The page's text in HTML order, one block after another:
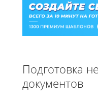
Подготовка
документов